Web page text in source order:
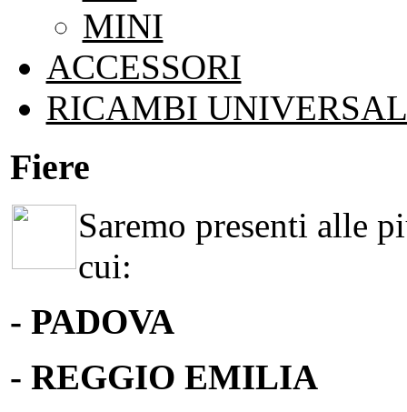
MINI
ACCESSORI
RICAMBI
Fiere
Saremo presenti alle
cui:
- PADOVA
- REGGIO EMILIA